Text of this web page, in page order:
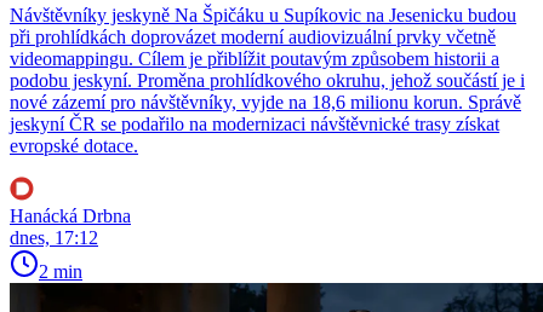
Návštěvníky jeskyně Na Špičáku u Supíkovic na Jesenicku budou
při prohlídkách doprovázet moderní audiovizuální prvky včetně
videomappingu. Cílem je přiblížit poutavým způsobem historii a
podobu jeskyní. Proměna prohlídkového okruhu, jehož součástí je i
nové zázemí pro návštěvníky, vyjde na 18,6 milionu korun. Správě
jeskyní ČR se podařilo na modernizaci návštěvnické trasy získat
evropské dotace.
Hanácká Drbna
dnes, 17:12
2 min